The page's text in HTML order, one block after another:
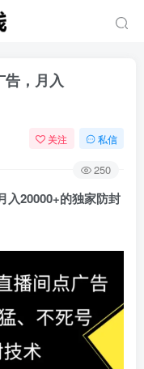
告，月入
关注 私信
250
入20000+的独家防封